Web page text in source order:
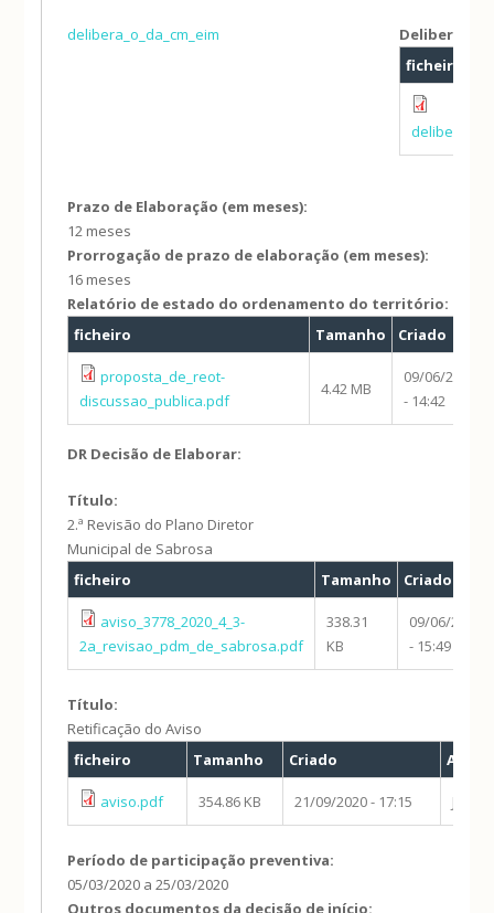
delibera_o_da_cm_eim
ficheiro
Prazo de Elaboração (em meses):
12 meses
Prorrogação de prazo de elaboração (em meses):
16 meses
Relatório de estado do ordenamento do território:
ficheiro
Tamanho Criado
proposta_de_reot-
discussao_publica.pdf
4.42 MB
09/06/2020
- 14:42
DR Decisão de Elaborar:
Título:
2.ª Revisão do Plano Diretor
Municipal de Sabrosa
ficheiro
Tamanho Criado
aviso_3778_2020_4_3-
2a_revisao_pdm_de_sabrosa.pdf
338.31
KB
09/06/2020
- 15:49
Título:
Retificação do Aviso
ficheiro
Tamanho Criado Autor
aviso.pdf 354.86 KB 21/09/2020 - 17:15
Período de participação preventiva:
05/03/2020 a25/03/2020